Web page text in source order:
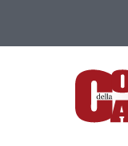
Lamezia Terme (CZ)
responsabile